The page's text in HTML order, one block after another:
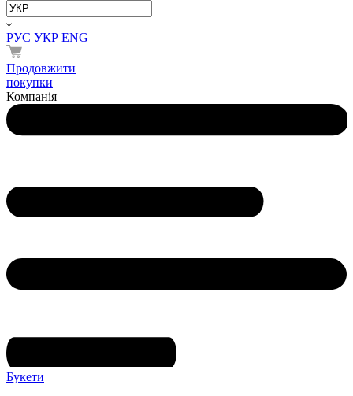
РУС УКР ENG
Продовжити
покупки
Компанія
Букети